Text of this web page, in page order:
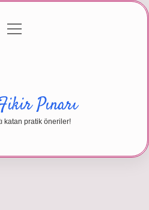
Politikası
menüyü
Pınarı
katan pratik öneriler!